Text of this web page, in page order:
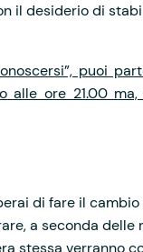
il desiderio di
puoi
alle ore 21.00
di fare il
a seconda delle
stessa verranno